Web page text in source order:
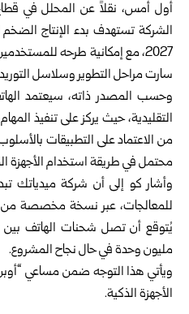
أول أمس، نقلاً عن المحلل في
الشركة تستهدف بدء الإنتاج
2027، مع إمكانية طرحه
سارت مراحل التطوير وسلاسل
وحسب المصدر ذاته، سيعتمد
التقليدية، حيث يركز على تنفيذ
من الاعتماد على التطبيقات
محتمل في طريقة استخدام الأجهزة
وأشار كو إلى أن شركة ميدياتك
مليون وحدة في حال نجاح المشروع.
ويأتي هذا التوجه ضمن مساعي
الأجهزة الذكية.